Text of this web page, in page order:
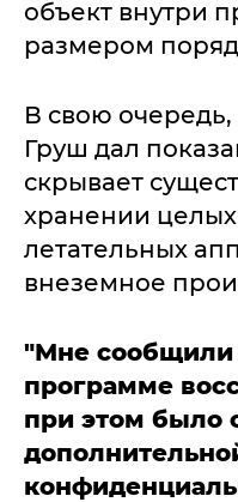
объект внутри
размером
В свою
Груш дал
скрывает
хранении
летательных
внеземное
"Мне сообщили
программе
при этом было